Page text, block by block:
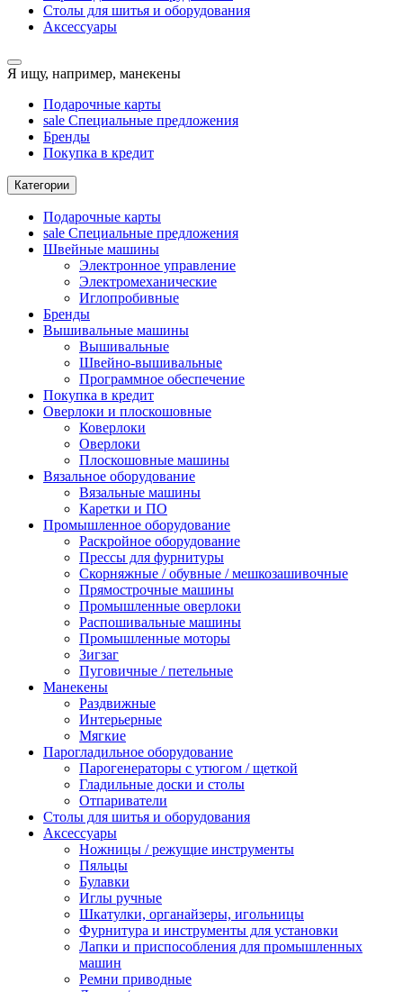
Столы для шитья и оборудования
Аксессуары
Я ищу, например, манекены
Подарочные карты
sale Специальные предложения
Бренды
Покупка в кредит
Категории
Подарочные карты
sale Специальные предложения
Швейные машины
Электронное управление
Электромеханические
Иглопробивные
Бренды
Вышивальные машины
Вышивальные
Швейно-вышивальные
Программное обеспечение
Покупка в кредит
Оверлоки и плоскошовные
Коверлоки
Оверлоки
Плоскошовные машины
Вязальное оборудование
Вязальные машины
Каретки и ПО
Промышленное оборудование
Раскройное оборудование
Прессы для фурнитуры
Скорняжные / обувные / мешкозашивочные
Прямострочные машины
Промышленные оверлоки
Распошивальные машины
Промышленные моторы
Зигзаг
Пуговичные / петельные
Манекены
Раздвижные
Интерьерные
Мягкие
Парогладильное оборудование
Парогенераторы с утюгом / щеткой
Гладильные доски и столы
Отпариватели
Столы для шитья и оборудования
Аксессуары
Ножницы / режущие инструменты
Пяльцы
Булавки
Иглы ручные
Шкатулки, органайзеры, игольницы
Фурнитура и инструменты для установки
Лапки и приспособления для промышленных
машин
Ремни приводные